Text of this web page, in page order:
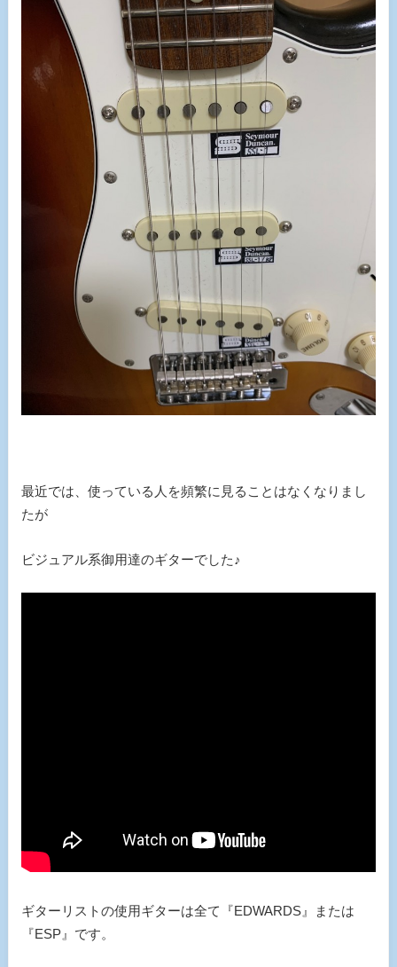
最近では、使っている人を頻繁に見ることはなくなりまし
たが
ビジュアル系御用達のギターでした♪
ギターリストの使用ギターは全て『EDWARDS』または
『ESP』です。